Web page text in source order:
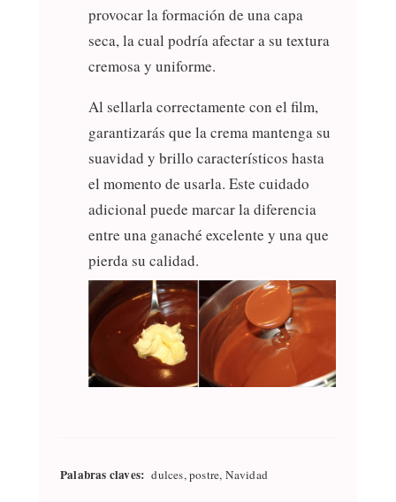
provocar la formación de una capa
seca, la cual podría afectar a su textura
cremosa y uniforme.
Al sellarla correctamente con el film,
garantizarás que la crema mantenga su
suavidad y brillo característicos hasta
el momento de usarla. Este cuidado
adicional puede marcar la diferencia
entre una ganaché excelente y una que
pierda su calidad.
Palabras claves: dulces, postre, Navidad